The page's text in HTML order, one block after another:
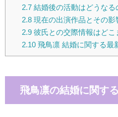
2.7結婚後の活動はどうなる
2.8現在の出演作品とその影
2.9彼氏との交際情報はどこ
2.10飛鳥凛 結婚に関する最
飛鳥凛の結婚に関す